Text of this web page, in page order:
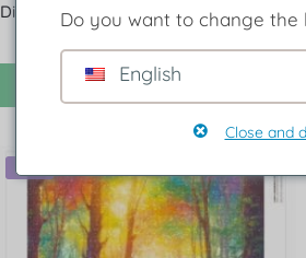
Diamond Painting Arcoíris Ensoñación
Campo Brillantez
Seleccionar opciones
Do you want to change the
English
Close and